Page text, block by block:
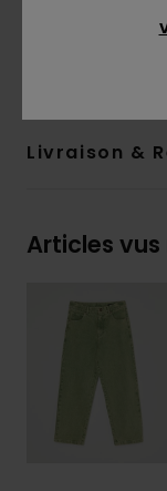
Livraison &
Articles